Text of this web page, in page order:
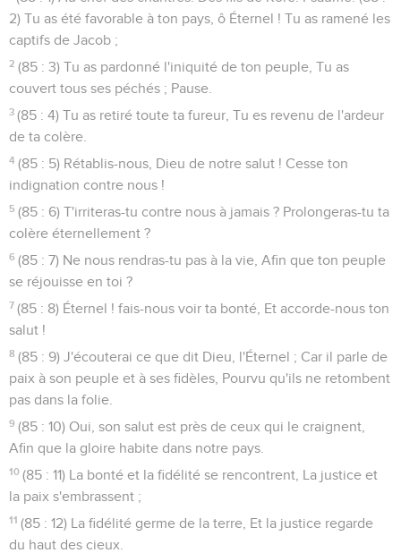
2) Tu as été favorable à ton pays, ô Éternel ! Tu as ramené les
captifs de Jacob ;
2 (85 : 3) Tu as pardonné l'iniquité de ton peuple, Tu as
couvert tous ses péchés ; Pause.
3 (85 : 4) Tu as retiré toute ta fureur, Tu es revenu de l'ardeur
de ta colère.
4 (85 : 5) Rétablis-nous, Dieu de notre salut ! Cesse ton
indignation contre nous !
5 (85 : 6) T'irriteras-tu contre nous à jamais ? Prolongeras-tu ta
colère éternellement ?
6 (85 : 7) Ne nous rendras-tu pas à la vie, Afin que ton peuple
se réjouisse en toi ?
7 (85 : 8) Éternel ! fais-nous voir ta bonté, Et accorde-nous ton
salut !
8 (85 : 9) J'écouterai ce que dit Dieu, l'Éternel ; Car il parle de
paix à son peuple et à ses fidèles, Pourvu qu'ils ne retombent
pas dans la folie.
9 (85 : 10) Oui, son salut est près de ceux qui le craignent,
Afin que la gloire habite dans notre pays.
10 (85 : 11) La bonté et la fidélité se rencontrent, La justice et
la paix s'embrassent ;
11 (85 : 12) La fidélité germe de la terre, Et la justice regarde
du haut des cieux.